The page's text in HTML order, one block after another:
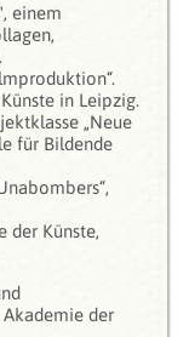
einem
in Leipzig.
„Neue
für Bildende
der Künste,
Akademie der